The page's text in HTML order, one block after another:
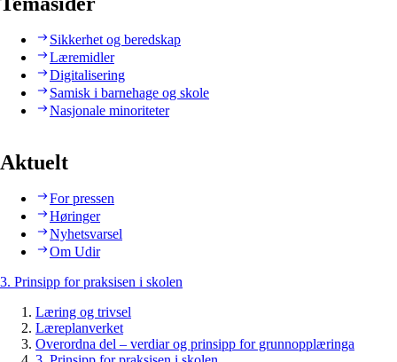
Sikkerhet og beredskap
Læremidler
Digitalisering
Samisk i barnehage og skole
Nasjonale minoriteter
Aktuelt
For pressen
Høringer
Nyhetsvarsel
Om Udir
3. Prinsipp for praksisen i skolen
Læring og trivsel
Læreplanverket
Overordna del – verdiar og prinsipp for grunnopplæringa